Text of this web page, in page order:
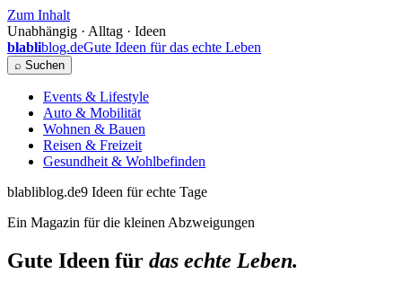
Zum Inhalt
Unabhängig · Alltag · Ideen
blabliblog.deGute Ideen für das echte Leben
⌕ Suchen
Events & Lifestyle
Auto & Mobilität
Wohnen & Bauen
Reisen & Freizeit
Gesundheit & Wohlbefinden
blabliblog.de9 Ideen für echte Tage
Ein Magazin für die kleinen Abzweigungen
Gute Ideen für das echte Leben.